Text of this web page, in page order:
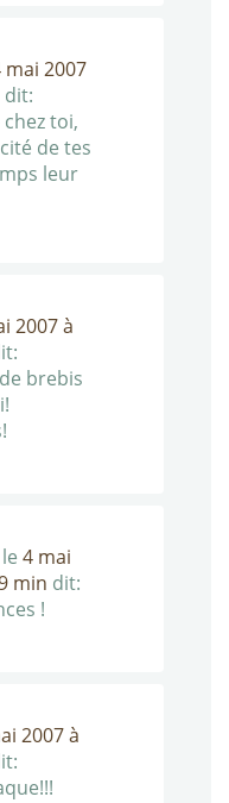
mai 2007
dit:
chez toi,
de tes
leur
2007 à
brebis
le 4 mai
min dit:
!
2007 à